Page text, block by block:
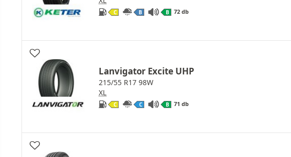
C B B 72 db
Lanvigator Excite UHP
215/55 R17 98W
XL
C C B 71 db